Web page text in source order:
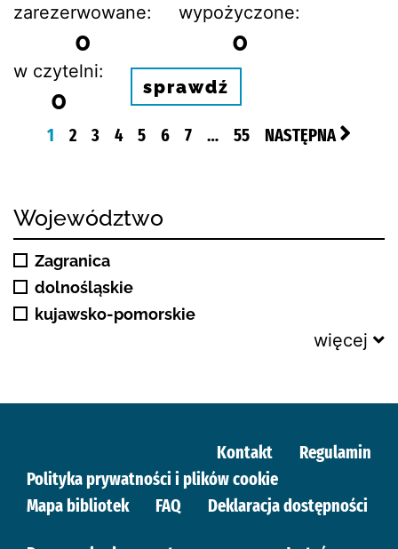
zarezerwowane:
0
wypożyczone:
0
w czytelni:
0 sprawdź
1 2 3 4 5 6 7 … 55 NASTĘPNA
Województwo
Zagranica
dolnośląskie
kujawsko-pomorskie
więcej
Kontakt
Regulamin
Polityka prywatności i plików cookie
Mapa bibliotek
FAQ Deklaracja dostępności